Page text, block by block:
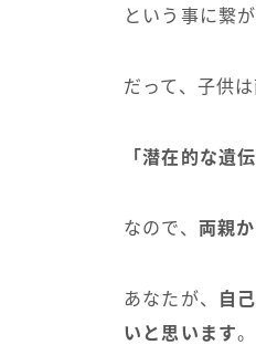
という事に繋が
だって、子供
「潜在的な遺
なので、 両親
あなたが、
自
いと思います。